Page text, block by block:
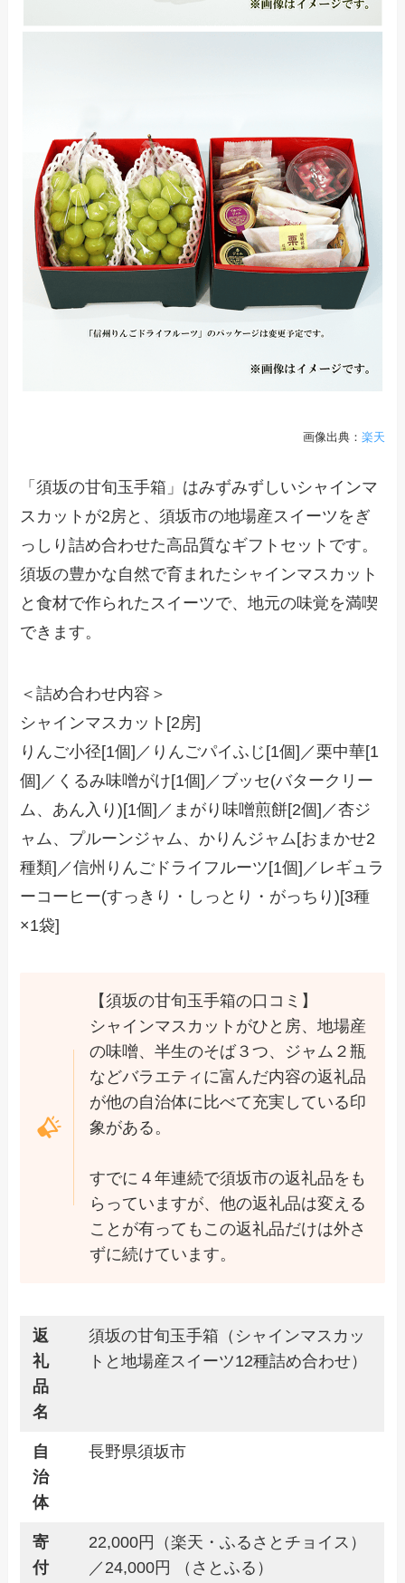
画像出典： 楽天
「須坂の甘旬玉手箱」はみずみずしいシャインマ
スカットが2房と、須坂市の地場産スイーツをぎ
っしり詰め合わせた高品質なギフトセットです。
須坂の豊かな自然で育まれたシャインマスカット
と食材で作られたスイーツで、地元の味覚を満喫
できます。
＜詰め合わせ内容＞
シャインマスカット[2房]
りんご小径[1個]／りんごパイふじ[1個]／栗中華[1
個]／くるみ味噌がけ[1個]／ブッセ(バタークリー
ム、あん入り)[1個]／まがり味噌煎餅[2個]／杏ジ
ャム、プルーンジャム、かりんジャム[おまかせ2
種類]／信州りんごドライフルーツ[1個]／レギュラ
ーコーヒー(すっきり・しっとり・がっちり)[3種
×1袋]
【須坂の甘旬玉手箱の口コミ】
シャインマスカットがひと房、地場産
の味噌、半生のそば３つ、ジャム２瓶
などバラエティに富んだ内容の返礼品
が他の自治体に比べて充実している印
象がある。
すでに４年連続で須坂市の返礼品をも
らっていますが、他の返礼品は変える
ことが有ってもこの返礼品だけは外さ
ずに続けています。
返
礼
品
名
須坂の甘旬玉手箱（シャインマスカッ
トと地場産スイーツ12種詰め合わせ）
自
治
体
長野県須坂市
寄
付
22,000円（楽天・ふるさとチョイス）
／24,000円 （さとふる）